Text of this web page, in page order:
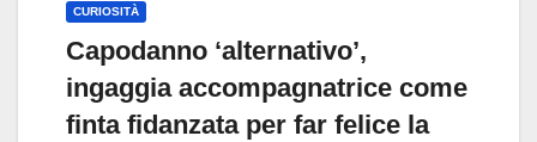
CURIOSITÀ
Capodanno ‘alternativo’,
ingaggia accompagnatrice come
finta fidanzata per far felice la